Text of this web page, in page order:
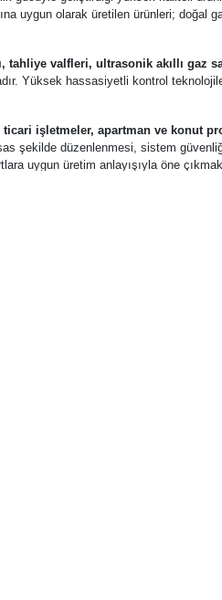
uygun olarak üretilen ürünleri; doğal
valfleri, ultrasonik akıllı gaz
Yüksek hassasiyetli kontrol
işletmeler, apartman ve konut
şekilde düzenlenmesi, sistem
uygun üretim anlayışıyla öne